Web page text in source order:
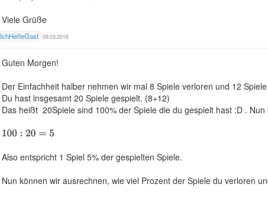
Viele Grüße
IchHelfeGast 09.03.2016
Guten Morgen!
Der Einfachheit halber nehmen wir mal 8 Spiele verloren und 12
Du hast insgesamt 20 Spiele gespielt. (8+12)
Das heißt 20Spiele sind 100% der Spiele die du gespielt hast :D .
Also entspricht 1 Spiel 5% der gespielten Spiele.
Nun können wir ausrechnen, wie viel Prozent der Spiele du verloren